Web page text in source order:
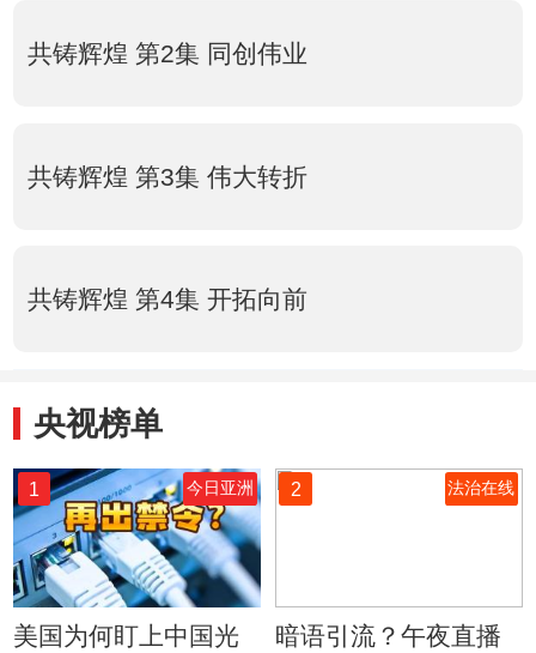
共铸辉煌 第2集 同创伟业
共铸辉煌 第3集 伟大转折
共铸辉煌 第4集 开拓向前
央视榜单
1 今日亚洲
美国为何盯上中国光
2 法治在线
暗语引流？午夜直播